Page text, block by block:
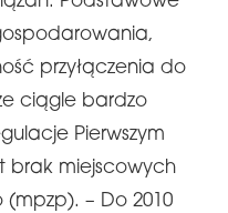
przyłączenia do
ciągle bardzo
Pierwszym
brak miejscowych
– Do 2010